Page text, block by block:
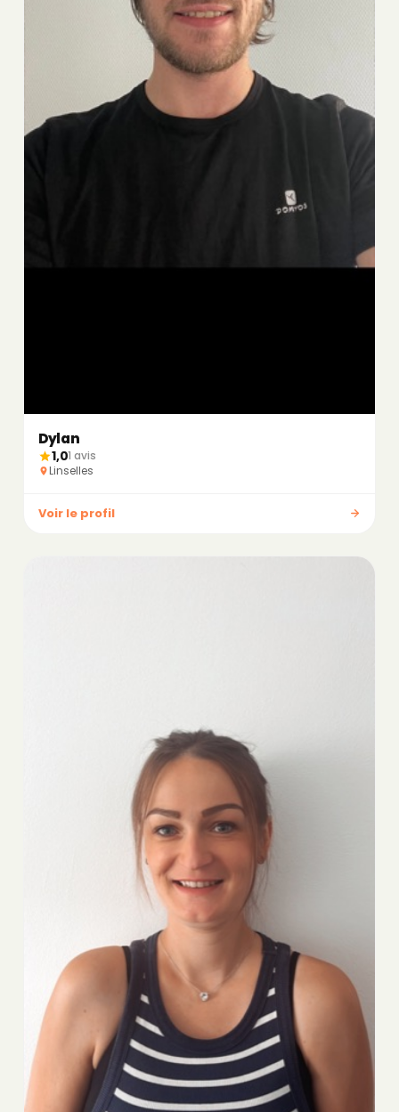
Dylan
1,01 avis
Linselles
Voir le profil